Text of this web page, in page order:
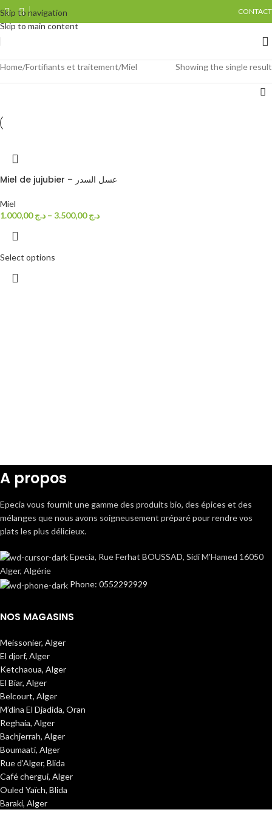
Skip to navigation
Skip to main content
CONTACT
Home Fortifiants et traitement Miel Showing the single result
Miel de jujubier – عسل السدر
Miel
د.ج1.000,00 – د.ج3.500,00
Select options
A propos
Epecia vous fournit une gamme des produits bio, des épices et des
mélanges que nous avons soigneusement préparé pour rendre vos
plats les plus délicieux.
Epecia, Rue Ferhat BOUSSAD, Sidi M'Hamed 16050
Alger, Algérie
Phone: 0552292929
NOS MAGASINS
Meissonier, Alger
El djorf, Alger
Ketchaoua, Alger
El Biar, Alger
Belcourt, Alger
M’dina El Djadida, Oran
Reghaia, Alger
Bachjerrah, Alger
Boumaati, Alger
Rue d’Alger, Blida
Café chergui, Alger
Ouled Yaïch, Blida
Baraki, Alger